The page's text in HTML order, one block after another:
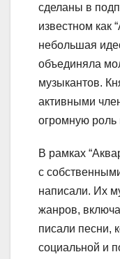
сделаны в
известном как
небольшая
объединяла
музыкантов.
активными
огромную роль
В рамках
с
написали. Их
жанров,
писали песни,
социальной и